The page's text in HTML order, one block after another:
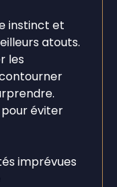
instinct et
atouts.
les
éviter
imprévues